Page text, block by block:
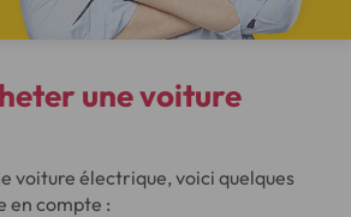
une voiture
voiture électrique, voici quelques
en compte :